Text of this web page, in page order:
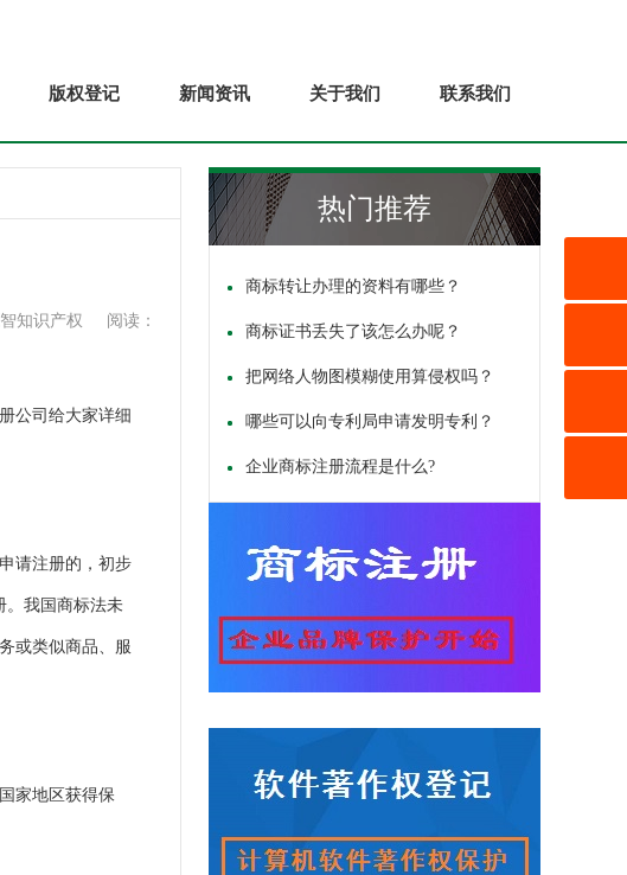
版权登记 新闻资讯 关于我们 联系我们
阅读：
知识产权
公司给大家详细
请注册的，初步
。我国商标法未
或类似商品、服
家地区获得保
热门推荐
商标转让办理的资料有哪些？
商标证书丢失了该怎么办呢？
把网络人物图模糊使用算侵权吗？
哪些可以向专利局申请发明专利？
企业商标注册流程是什么?